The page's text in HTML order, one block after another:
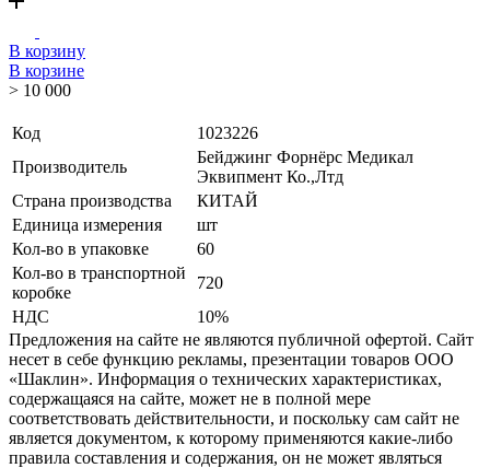
В корзину
В корзине
> 10 000
Код
1023226
Производитель
Бейджинг Форнёрс Медикал
Эквипмент Ко.,Лтд
Страна производства
КИТАЙ
Единица измерения
шт
Кол-во в упаковке
60
Кол-во в транспортной
коробке
720
НДС
10%
Предложения на сайте не являются публичной офертой. Сайт
несет в себе функцию рекламы, презентации товаров ООО
«Шаклин». Информация о технических характеристиках,
содержащаяся на сайте, может не в полной мере
соответствовать действительности, и поскольку сам сайт не
является документом, к которому применяются какие-либо
правила составления и содержания, он не может являться